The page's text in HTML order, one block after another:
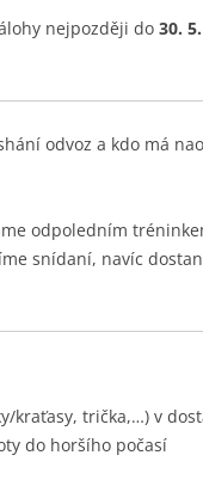
nejpozději do 30. 5.
odvoz a kdo má
odpoledním
snídaní, navíc
kraťasy, trička,…) v
do horšího počasí